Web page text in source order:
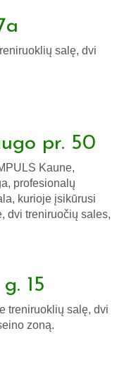
salę, dvi
pr. 50
Kaune,
profesionalų
kurioje įsikūrusi
dvi treniruočių sales,
15
treniruoklių salę, dvi
zoną.